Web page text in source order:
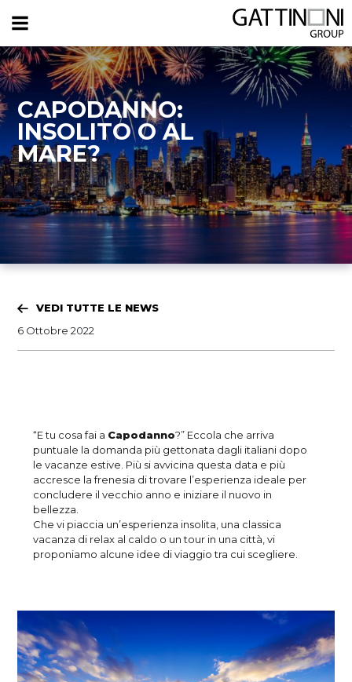
CAPODANNO:
INSOLITO O AL
MARE?
VEDI TUTTE LE NEWS
6 Ottobre 2022
“E tu cosa fai a Capodanno?” Eccola che arriva
puntuale la domanda più gettonata dagli italiani dopo
le vacanze estive. Più si avvicina questa data e più
accresce la frenesia di trovare l’esperienza ideale per
concludere il vecchio anno e iniziare il nuovo in
bellezza.
Che vi piaccia un’esperienza insolita, una classica
vacanza di relax al caldo o un tour in una città, vi
proponiamo alcune idee di viaggio tra cui scegliere.